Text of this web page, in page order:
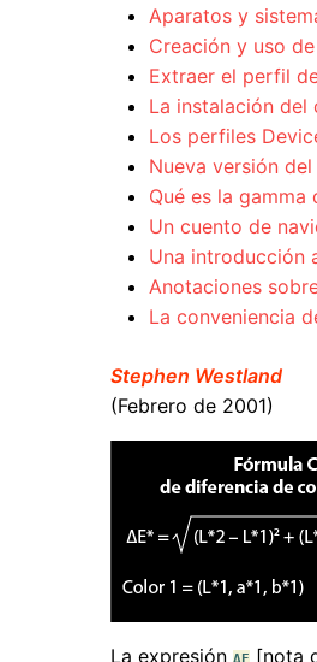
Aparatos y
Creación y uso
Extraer el perfil
La instalación del
Los perfiles
Nueva versión del
Qué es la
Un cuento de
Una introducción
Anotaciones
La conveniencia
Stephen Westland
(Febrero de 2001)
La expresión ΔE [nota